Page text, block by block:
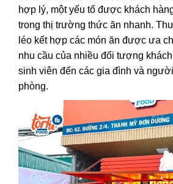
hợp lý, một yếu tố được khách
trong thị trường thức ăn nhanh.
léo kết hợp các món ăn được ưa
nhu cầu của nhiều đối tượng
sinh viên đến các gia đình và
phòng.